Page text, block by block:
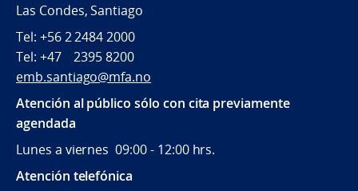
Las Condes, Santiago
Tel: +56 2 2484 2000
Tel: +47 2395 8200
emb.santiago@mfa.no
Atención al público sólo con cita previamente
agendada
Lunes a viernes 09:00 - 12:00 hrs.
Atención telefónica